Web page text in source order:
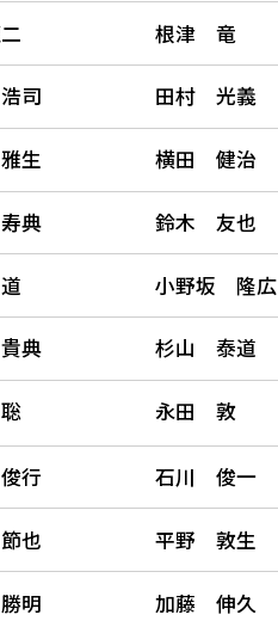
根津 竜
司 田村 光義
生 横田 健治
典 鈴木 友也
小野坂 隆広
典 杉山 泰道
永田 敦
行 石川 俊一
也 平野 敦生
明 加藤 伸久